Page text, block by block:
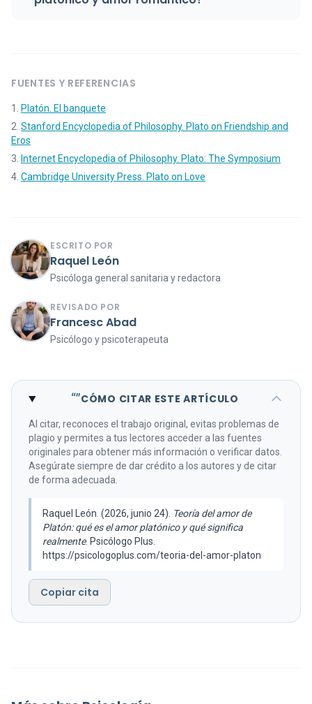
FUENTES Y REFERENCIAS
Platón. El banquete
Stanford Encyclopedia of Philosophy. Plato on Friendship and
Eros
Internet Encyclopedia of Philosophy. Plato: The Symposium
Cambridge University Press. Plato on Love
ESCRITO POR
Raquel León
Psicóloga general sanitaria y redactora
REVISADO POR
Francesc Abad
Psicólogo y psicoterapeuta
“”CÓMO CITAR ESTE ARTÍCULO
Al citar, reconoces el trabajo original, evitas problemas de
plagio y permites a tus lectores acceder a las fuentes
originales para obtener más información o verificar datos.
Asegúrate siempre de dar crédito a los autores y de citar
de forma adecuada.
Raquel León. (2026, junio 24). Teoría del amor de
Platón: qué es el amor platónico y qué significa
realmente. Psicólogo Plus.
https://psicologoplus.com/teoria-del-amor-platon
Copiar cita